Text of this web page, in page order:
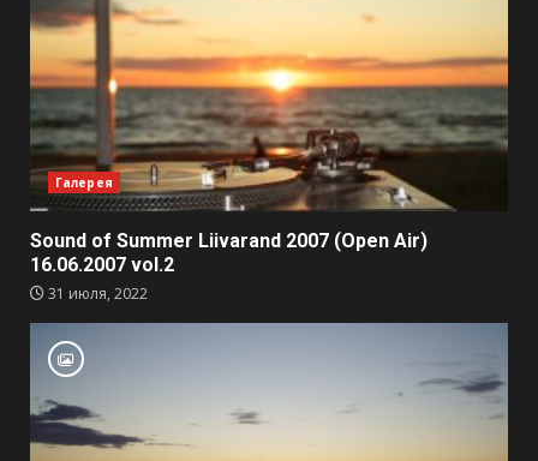
Галерея
Sound of Summer Liivarand 2007 (Open Air)
16.06.2007 vol.2
31 июля, 2022